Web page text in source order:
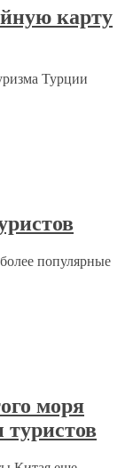
карту
Турции
популярные
моря